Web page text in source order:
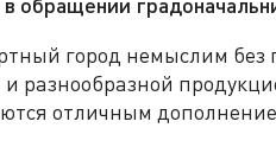
город немыслим без
разнообразной
отличным